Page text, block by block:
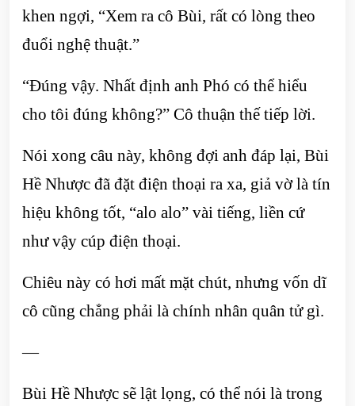
khen ngợi, “Xem ra cô Bùi, rất có lòng theo
đuổi nghệ thuật.”
“Đúng vậy. Nhất định anh Phó có thể hiểu
cho tôi đúng không?” Cô thuận thế tiếp lời.
Nói xong câu này, không đợi anh đáp lại, Bùi
Hề Nhược đã đặt điện thoại ra xa, giả vờ là tín
hiệu không tốt, “alo alo” vài tiếng, liền cứ
như vậy cúp điện thoại.
Chiêu này có hơi mất mặt chút, nhưng vốn dĩ
cô cũng chẳng phải là chính nhân quân tử gì.
—
Bùi Hề Nhược sẽ lật lọng, có thể nói là trong